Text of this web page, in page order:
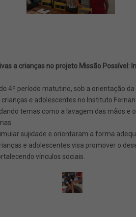
a crianças no projeto Missão Possível:
4º período matutino, sob a orientação
e adolescentes no Instituto
temas como a lavagem das mãos e
sujidade e orientaram a forma
e adolescentes visa promover o
vínculos sociais.